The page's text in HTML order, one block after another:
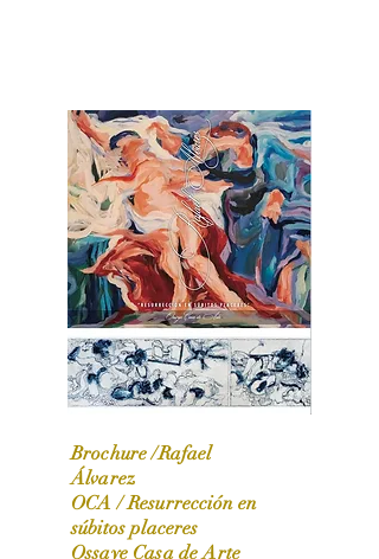
OCA|News 31 / Marzo-Abril / 2024
Brochure /Rafael
Álvarez
OCA /Resurrección en
súbitos placeres
Ossaye Casa de Arte